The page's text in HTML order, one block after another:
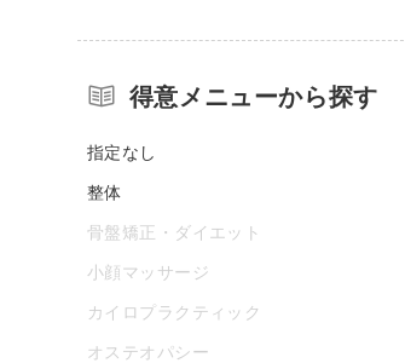
得意メニューから探す
指定なし
整体
骨盤矯正・ダイエット
小顔マッサージ
カイロプラクティック
オステオパシー